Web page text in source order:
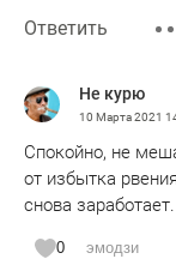
Ответить
Не курю
10 Марта 2021
Спокойно, не
от избытка
снова заработает.
0 эмодзи